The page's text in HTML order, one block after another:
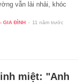
vẫn lải nhải, khóc
GIA ĐÌNH - 11 năm trước
miệt: "Anh